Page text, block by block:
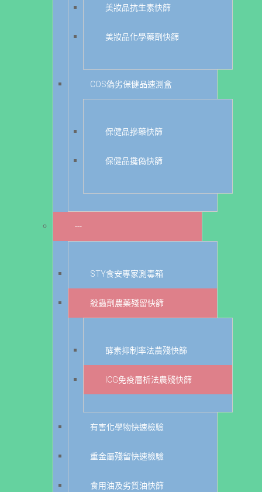
美妝品抗生素快篩
美妝品化學藥劑快篩
COS偽劣保健品速測盒
保健品摻藥快篩
保健品攙偽快篩
---
STY食安專家測毒箱
殺蟲劑農藥殘留快篩
酵素抑制率法農殘快篩
ICG免疫層析法農殘快篩
有害化學物快速檢驗
重金屬殘留快速檢驗
食用油及劣質油快篩